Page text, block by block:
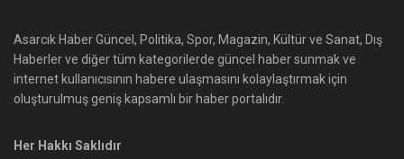
Asarcık Haber Güncel, Politika, Spor, Magazin, Kültür ve Sanat, Dış
Haberler ve diğer tüm kategorilerde güncel haber sunmak ve
internet kullanıcısının habere ulaşmasını kolaylaştırmak için
oluşturulmuş geniş kapsamlı bir haber portalıdır.
Her Hakkı Saklıdır